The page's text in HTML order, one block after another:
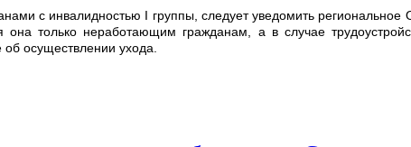
с инвалидностью I группы, следует уведомить
только неработающим гражданам, а в случае
осуществлении ухода.